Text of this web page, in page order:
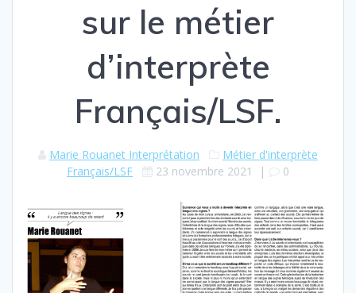
sur le métier
d’interprète
Français/LSF.
Marie Rouanet Interprétation
Métier d'interprète
Français/LSF
23 novembre 2021 | 0